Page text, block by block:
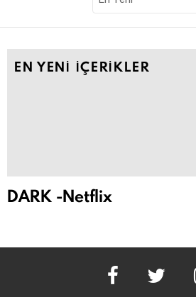
EN YENI İÇERIKLER
DARK -Netflix